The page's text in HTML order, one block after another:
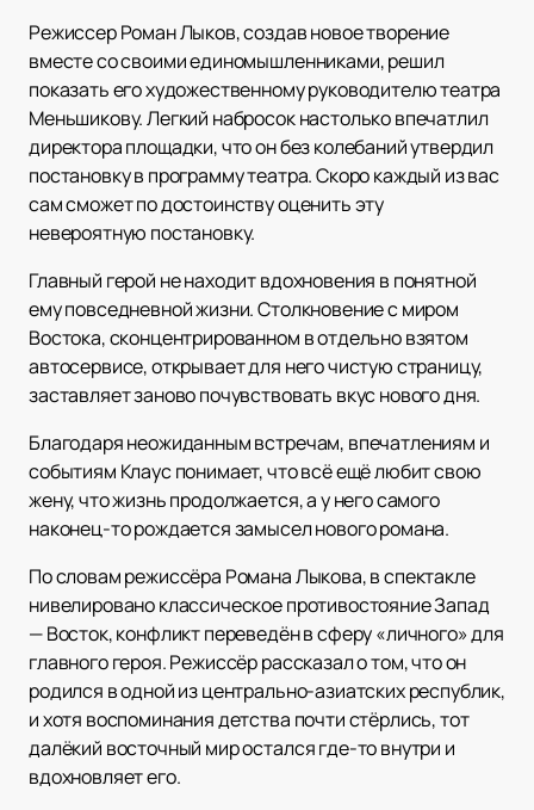
Режиссер Роман Лыков, создав новое творение
вместе со своими единомышленниками, решил
показать его художественному руководителю театра
Меньшикову. Легкий набросок настолько впечатлил
директора площадки, что он без колебаний утвердил
постановку в программу театра. Скоро каждый из вас
сам сможет по достоинству оценить эту
невероятную постановку.
Главный герой не находит вдохновения в понятной
ему повседневной жизни. Столкновение с миром
Востока, сконцентрированном в отдельно взятом
автосервисе, открывает для него чистую страницу,
заставляет заново почувствовать вкус нового дня.
Благодаря неожиданным встречам, впечатлениям и
событиям Клаус понимает, что всё ещё любит свою
жену, что жизнь продолжается, а у него самого
наконец-то рождается замысел нового романа.
По словам режиссёра Романа Лыкова, в спектакле
нивелировано классическое противостояние Запад
— Восток, конфликт переведён в сферу «личного» для
главного героя. Режиссёр рассказал о том, что он
родился в одной из центрально-азиатских республик,
и хотя воспоминания детства почти стёрлись, тот
далёкий восточный мир остался где-то внутри и
вдохновляет его.